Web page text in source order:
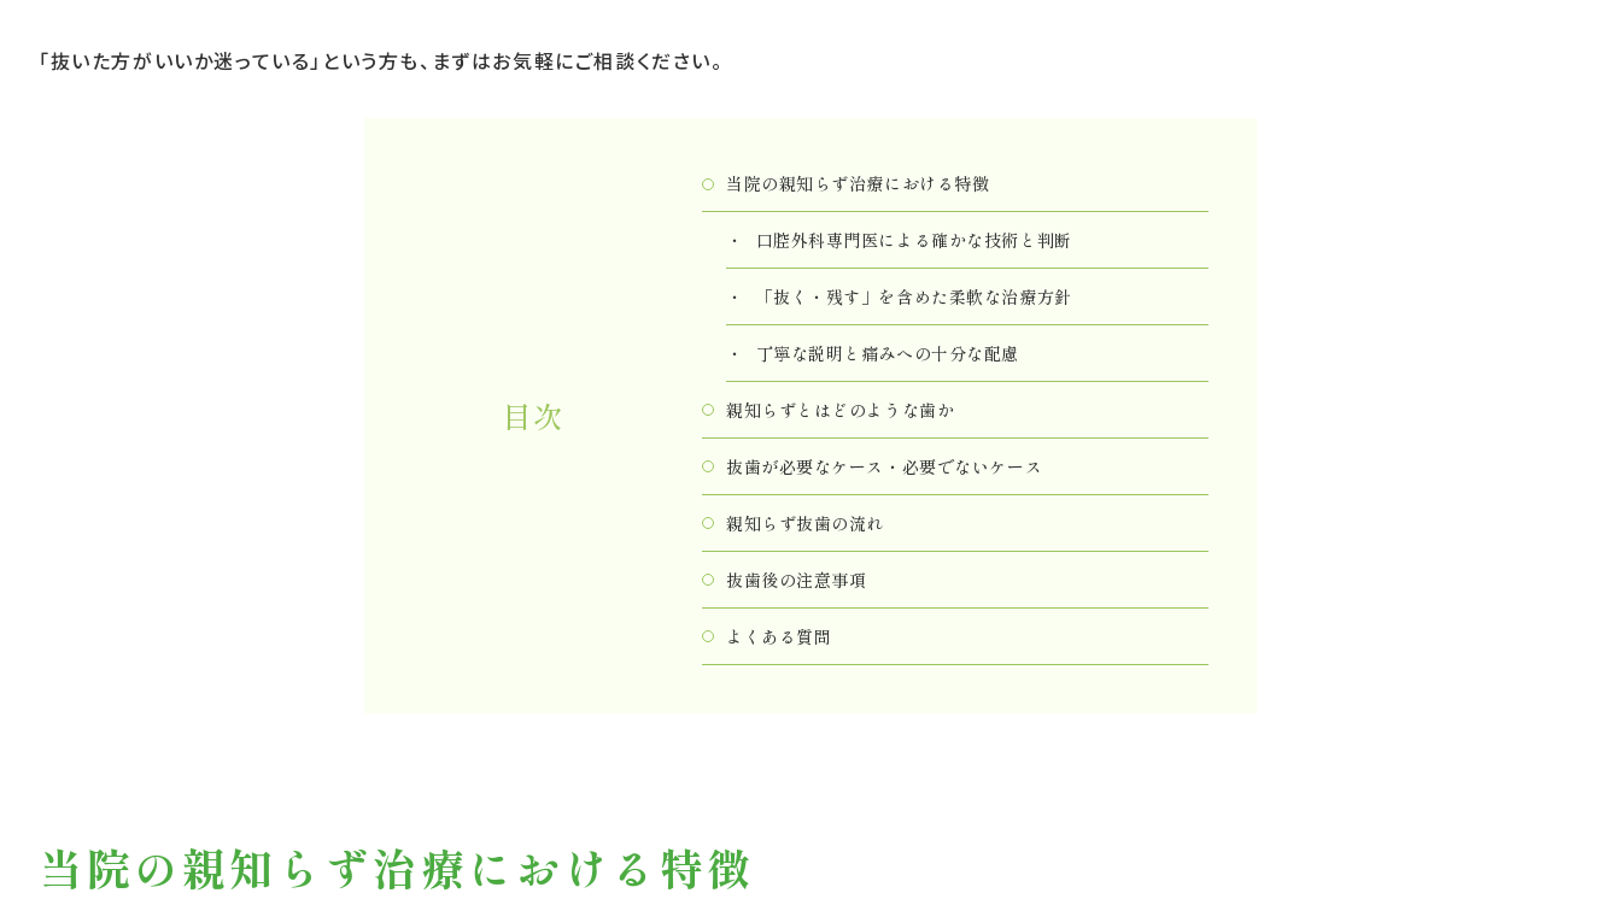
「抜いた方がいいか迷っている」という方も、まずはお気軽にご相談ください。
目次
当院の親知らず治療における特徴
口腔外科専門医による確かな技術と判断
「抜く・残す」を含めた柔軟な治療方針
丁寧な説明と痛みへの十分な配慮
親知らずとはどのような歯か
抜歯が必要なケース・必要でないケース
親知らず抜歯の流れ
抜歯後の注意事項
よくある質問
当院の親知らず治療における特徴